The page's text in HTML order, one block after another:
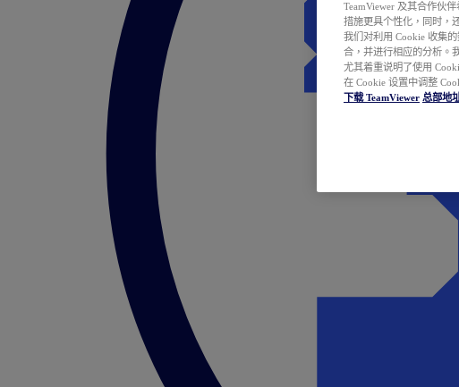
TeamViewer 及其合作伙
措施更具个性化，同时，
我们对利用 Cookie 收集
合，并进行相应的分析。
尤其着重说明了使用
在 Cookie 设置中调整
下载 TeamViewer 总部地